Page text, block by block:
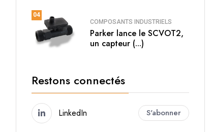
04
COMPOSANTS INDUSTRIELS
Parker lance le SCVOT2,
un capteur (...)
Restons connectés
LinkedIn S'abonner